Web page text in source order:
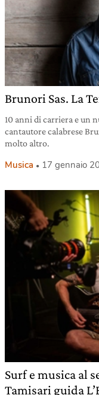
Brunori Sas. La
10 anni di carriera e un
cantautore calabrese
molto altro.
Musica 17 gennaio
Surf e musica al
Tamisari guida